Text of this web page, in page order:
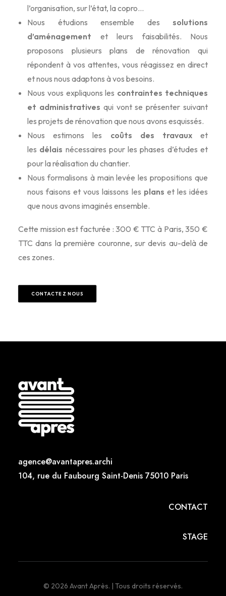
l’organisation, sur l’état, la copro…
Nous étudions ensemble des solutions
d’aménagement et leurs faisabilités. Nous
proposons plusieurs plans de rénovation qui
répondent à vos attentes, vous réagissez en direct
et nous nous adaptons à vos besoins.
Nous vous expliquons les contraintes techniques
et administratives qui vont se présenter suivant
les projets de rénovation que nous avons esquissés.
Nous estimons les coûts des travauxet
les délais nécessaires pour les phases d’études et
pour la réalisation du chantier.
Nous formalisons à main levée les propositions que
nous faisons et vous laissons les plans et les idées
que nous avons imaginés ensemble.
Cette mission est facturée : 300 € TTC à Paris, 350 €
TTC dans la première couronne, sur devis au-delà de
ces zones.
CONTACTEZ NOUS
agence@avantapres.archi
104, rue du Faubourg Saint-Denis 75010 Paris
CONTACT
STAGE
© 2026 Avant Après. | Tous droits réservés.